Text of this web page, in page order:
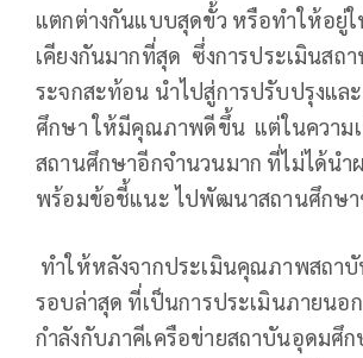
แตกต่างกันแบบสุดขั้ว หรือทำให้อยู่
เคียงกันมากที่สุด ซึ่งการประเมินสถ
ระจกสะท้อน นำไปสู่การปรับปรุงแ
ศึกษา ให้มีคุณภาพดีขึ้น แต่ในความเ
สถานศึกษาอีกจำนวนมาก ที่ไม่ได้นำ
พร้อมข้อชี้แนะ ไปพัฒนาสถานศึกษา
ทำให้หลังจากประเมินคุณภาพสถา
รอบล่าสุด ที่เป็นการประเมินภายนอ
กำลังกับภาคีเครือข่ายสถาบันอุดมศึก